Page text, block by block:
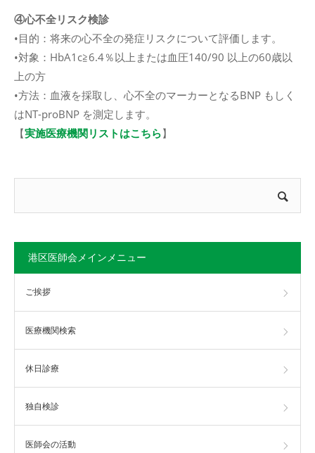
④心不全リスク検診
•目的：将来の心不全の発症リスクについて評価します。
•対象：HbA1c≧6.4％以上または血圧140/90 以上の60歳以
上の方
•方法：血液を採取し、心不全のマーカーとなるBNP もしく
はNT-proBNP を測定します。
【︎実施医療機関リストはこちら】
港区医師会メインメニュー
ご挨拶
医療機関検索
休⽇診療
独自検診
医師会の活動